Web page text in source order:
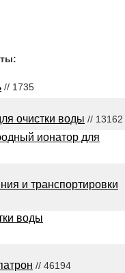
// 1735
очистки воды // 13162
ионатор для
и транспортировки
воды
// 46194